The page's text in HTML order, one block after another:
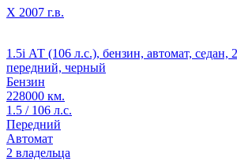
X 2007 г.в.
1.5i АТ (106 л.с.), бензин, автомат, седан,
передний, черный
Бензин
228000 км.
1.5 / 106 л.с.
Передний
Автомат
2 владельца